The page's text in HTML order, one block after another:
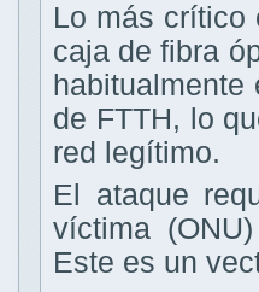
Lo más crítico
caja de fibra
de FTTH, lo
red legítimo.
El ataque
víctima
Este es un